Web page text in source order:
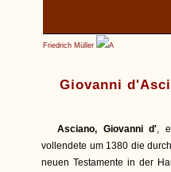
Friedrich Müller A
Giovanni
Asciano, Giovanni d',
vollendete um 1380 die
neuen Testamente in der